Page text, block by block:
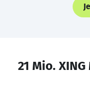
21 Mio.